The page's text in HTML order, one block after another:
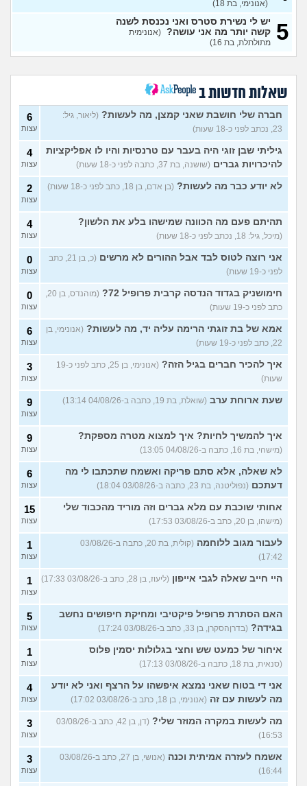
רוצה להיות מבין האנשים
היפים בעולם (היי, בן 20)
להפטר מרגשות אשם?
(מבולבלת בת 17, בת 17)
עצות
לומר להורים?
(אהרן, בן 16)
7
עצות
מתמטיקה בגרות ומגן
בת 17)
מתלבטת לגבי שנה הבאה 5
עצות
למצוא (יונתן, בן 18)
4
עצות
יש בנינו מתח אבל אני לא
(לחוצה, בת 16)
6
הברזתי לעצמי או שהצלתי את
הכבוד שלי? (כפיר, בן 14)
4
עוד שאלות חדשות במדור
(אנונימי, בת 18)
5
יש לי נשירת סטרס ואני נכנסת לשנה
קשה יותר מה אני עושה? (אנונימית
מתולתלת, בת 16)
שאלות חדשות ב
חברה שלי חושבת שאני קמצן, מה לעשות? (ליאור, גיל:
23, נכתב לפני כ-18 שעות)
6
עצות
גיליתי שבן זוגי היה בעבר עם טרנסיות והיו לו אפליקציות
להיכרויות גברים (שושנה, בת 37, כתבה לפני כ-18 שעות)
4
עצות
לא יודע כבר מה לעשות? (בן אדם, בן 18, כתב לפני כ-18 שעות) 2
עצות
תהיתם פעם מה הכוונה שמישהו בלע את הלשון?
(מיכל, גיל: 18, נכתב לפני כ-18 שעות)
4
עצות
אני רוצה לטוס לבד אבל ההורים לא מרשים
(כ, בן 21, כתב
לפני כ-19 שעות)
0
עצות
חימושניק בגדוד הנדסה קרבית פרופיל 72?
כתב לפני כ-19 שעות)
0
עצות
אמא של בת זוגתי הרימה עליה יד, מה לעשות? (אנונימי, בן
22, כתב לפני כ-19 שעות)
6
עצות
איך להכיר חברים בגיל הזה?
(אנונימי, בן 25, כתב לפני כ-19
שעות)
3
עצות
שעת ארוחת ערב (שואלת, בת 19, כתבה ב-04/08/26 13:14) 9
עצות
איך להמשיך לחיות? איך למצוא מטרה מספקת?
(מישהי, בת 16, כתבה ב-04/08/26 13:05)
9
עצות
לא שאלה, אלא סתם פריקה ואשמח שתכתבו לי מה
דעתכם (נפוליטנה, בת 23, כתבה ב-03/08/26 18:04)
6
עצות
אחותי שוכבת עם מלא גברים וזה מוריד מהכבוד שלי
(מישהו, בן 20, כתב ב-03/08/26 17:53)
15
עצות
לעבור מגוב ללוחמה
(קולית, בת 20, כתבה ב-03/08/26
17:42)
1
עצות
היי חייב שאלה לגבי אייפון (ליעוז, בן 28, כתב ב-03/08/26 17:33) 1
עצות
האם הסתרת פרופיל פיקטיבי ומחיקת חיפושים נחשב
בגידה? (בדרןהסקרן, בן 33, כתב ב-03/08/26 17:24)
5
עצות
איחור של כמעט שש וחצי בגלולות יסמין פלוס
(סנאית, בת 18, כתבה ב-03/08/26 17:13)
1
עצות
אני די בטוח שאני נמצא איפשהו על הרצף ואני לא יודע
מה לעשות עם זה (אנונימי, בן 18, כתב ב-03/08/26 17:02)
4
עצות
מה לעשות במקרה המוזר שלי?
(דן, בן 42, כתב ב-03/08/26
16:53)
3
עצות
אשמח לעזרה אמיתית וכנה
(אנושי, בן 27, כתב ב-03/08/26
16:44)
3
עצות